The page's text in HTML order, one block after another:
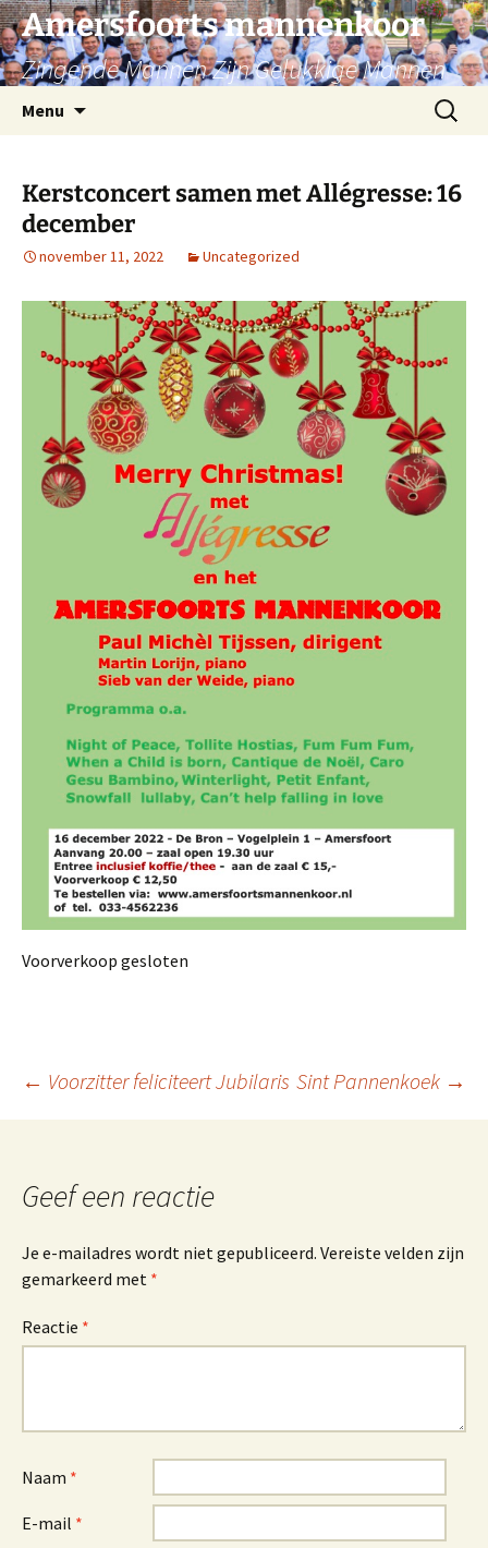
Ga
naar
de
inhoud
Amersfoorts mannenkoor
Zingende Mannen Zijn Gelukkige Mannen
Menu
Zoeken
naar:
Kerstconcert samen met Allégresse: 16
december
november 11, 2022 Uncategorized
Voorverkoop gesloten
Berichtnavigatie
← Voorzitter feliciteert Jubilaris Sint Pannenkoek →
Geef een reactie
Je e-mailadres wordt niet gepubliceerd. Vereiste velden zijn
gemarkeerd met *
Reactie *
Naam *
E-mail *